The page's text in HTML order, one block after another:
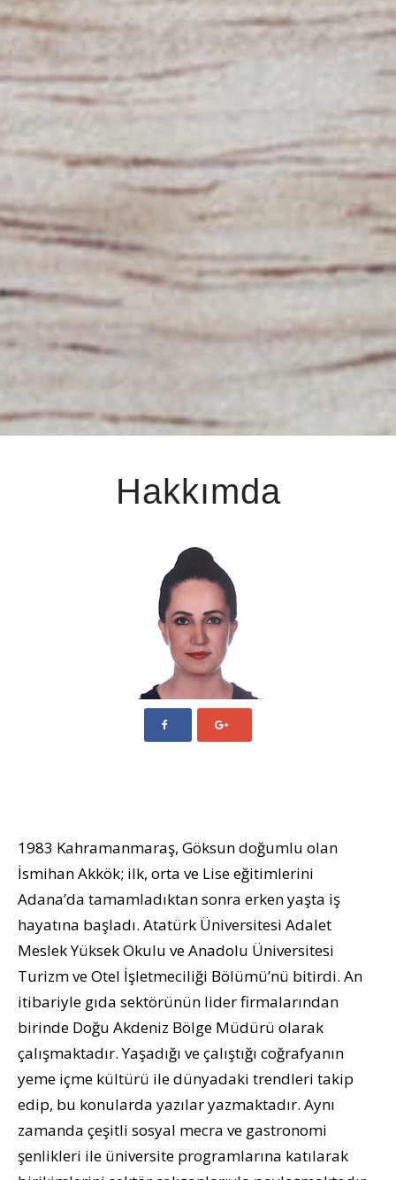
Hakkımda
1983 Kahramanmaraş, Göksun doğumlu olan
İsmihan Akkök; ilk, orta ve Lise eğitimlerini
Adana’da tamamladıktan sonra erken yaşta iş
hayatına başladı. Atatürk Üniversitesi Adalet
Meslek Yüksek Okulu ve Anadolu Üniversitesi
Turizm ve Otel İşletmeciliği Bölümü’nü bitirdi. An
itibariyle gıda sektörünün lider firmalarından
birinde Doğu Akdeniz Bölge Müdürü olarak
çalışmaktadır. Yaşadığı ve çalıştığı coğrafyanın
yeme içme kültürü ile dünyadaki trendleri takip
edip, bu konularda yazılar yazmaktadır. Aynı
zamanda çeşitli sosyal mecra ve gastronomi
şenlikleri ile üniversite programlarına katılarak